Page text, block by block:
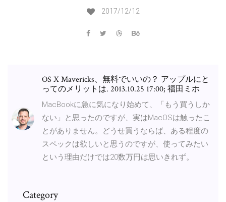
2017/12/12
OS X Mavericks、無料でいいの？ アップルにと
ってのメリットは. 2013.10.25 17:00; 福田ミホ
MacBookに急に気になり始めて、「もう買うしか
ない」と思ったのですが、実はMacOSは触ったこ
とがありません。どうせ買うならば、ある程度の
スペックは欲しいと思うのですが、使ってみたい
という理由だけでは20数万円は思いきれず。
Category